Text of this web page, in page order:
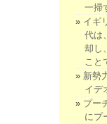
一掃
イギ
代は
却し
こと
新勢
イデ
プー
にプ